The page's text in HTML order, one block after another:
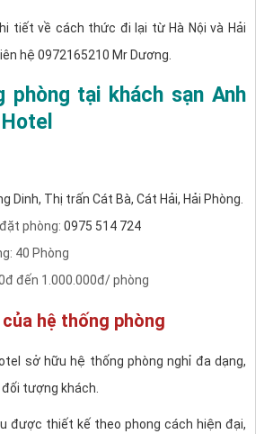
tiết về cách thức đi lại từ Hà Nội và Hải
hệ 0972165210 Mr Dương.
phòng tại khách sạn Anh
Dinh, Thị trấn Cát Bà, Cát Hải, Hải Phòng.
phòng: 0975 514 724
40 Phòng
đến 1.000.000đ/ phòng
hệ thống phòng
sở hữu hệ thống phòng nghỉ đa dạng,
tượng khách.
được thiết kế theo phong cách hiện đại,